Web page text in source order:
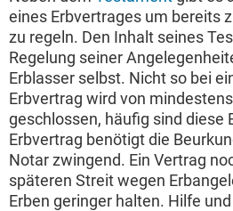
eines Erbvertrages um bereits
zu regeln. Den Inhalt seines
Regelung seiner
Erblasser selbst. Nicht so bei
Erbvertrag wird von
geschlossen, häufig sind diese
Erbvertrag benötigt die
Notar zwingend. Ein Vertrag
späteren Streit wegen
Erben geringer halten. Hilfe